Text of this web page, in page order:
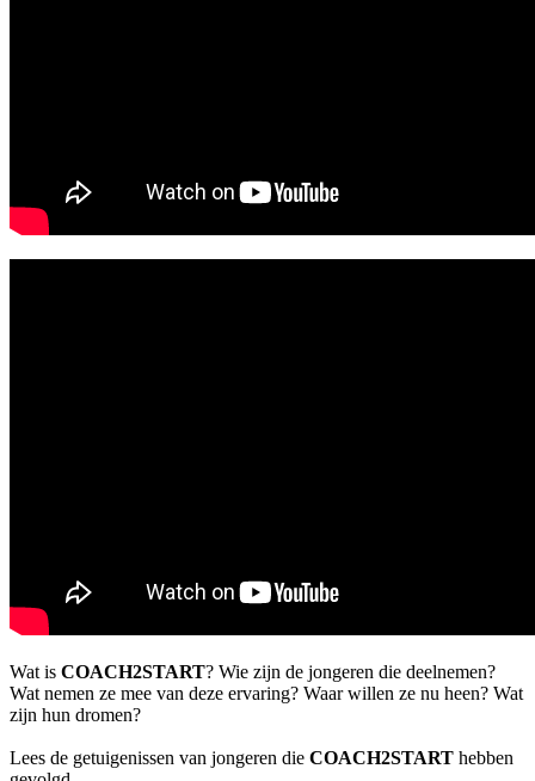
Wat is COACH2START? Wie zijn de jongeren die deelnemen?
Wat nemen ze mee van deze ervaring? Waar willen ze nu heen? Wat
zijn hun dromen?
Lees de getuigenissen van jongeren die COACH2START hebben